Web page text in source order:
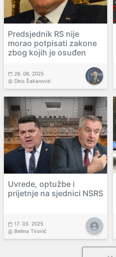
Predsjednik RS nije
morao potpisati zakone
zbog kojih je osuđen
26. 06. 2025
Dino Šakanović
Uvrede, optužbe i
prijetnje na sjednici NSRS
17. 03. 2025
Belma Tirović